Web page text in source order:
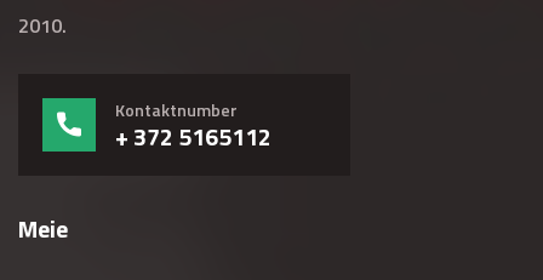
2010.
Kontaktnumber
+ 372 5165112
Meie